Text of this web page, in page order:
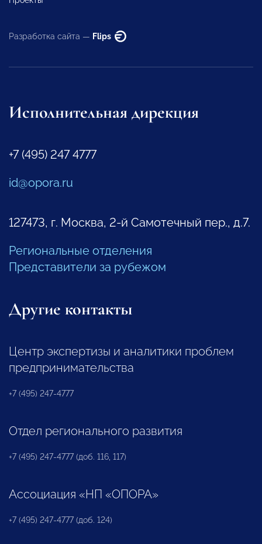
Разработка сайта — Flips
Исполнительная дирекция
+7 (495) 247 4777
id@opora.ru
127473, г. Москва, 2-й Самотечный пер., д.7.
Региональные отделения
Представители за рубежом
Другие контакты
Центр экспертизы и аналитики проблем
предпринимательства
+7 (495) 247-4777
Отдел регионального развития
+7 (495) 247-4777 (доб. 116, 117)
Ассоциация «НП «ОПОРА»
+7 (495) 247-4777 (доб. 124)